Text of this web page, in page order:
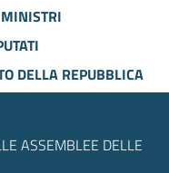
DELLA REPUBBLICA
ASSEMBLEE DELLE